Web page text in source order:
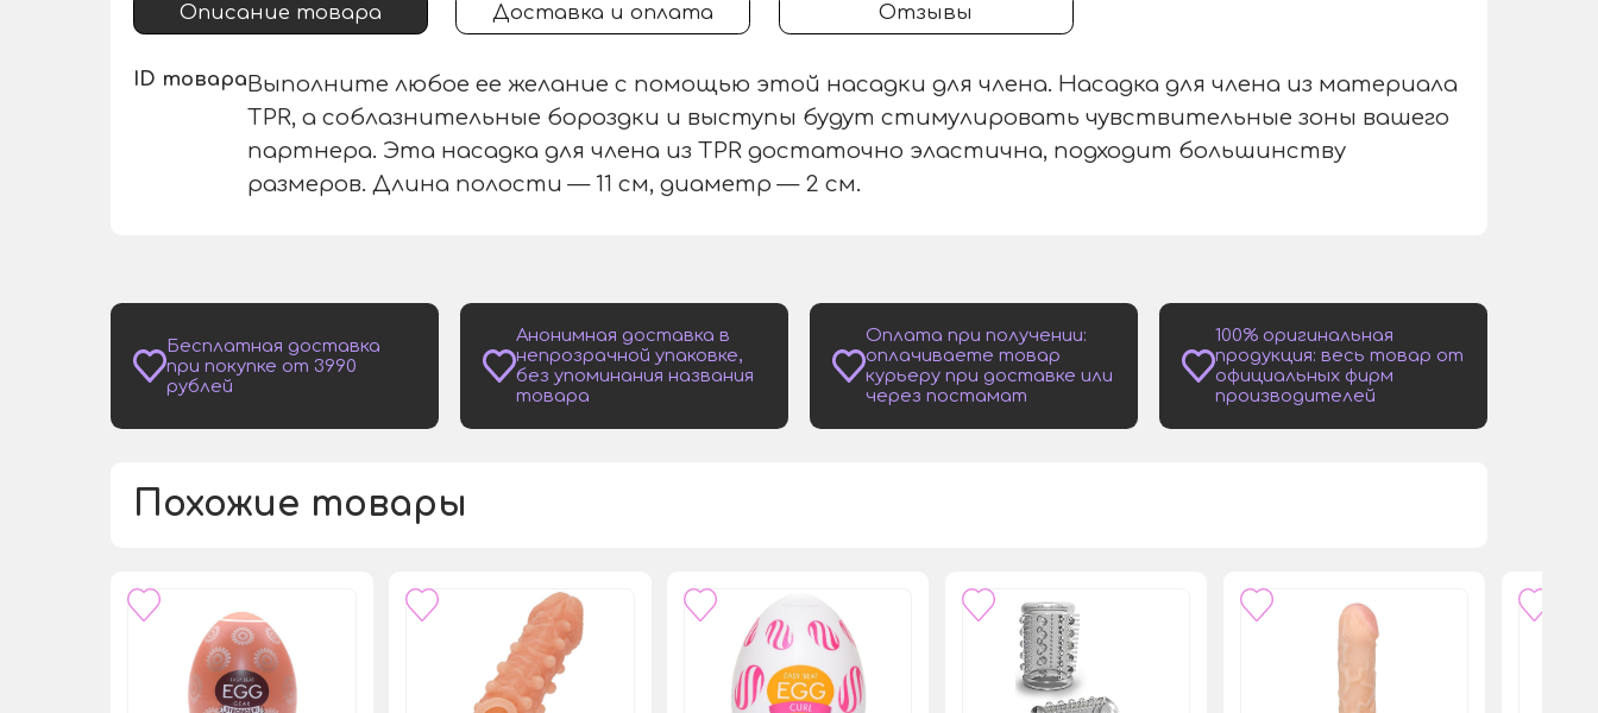
Описание товара Доставка и оплата Отзывы
ID товараВыполните любое ее желание с помощью этой насадки для члена. Насадка для члена из материала
TPR, а соблазнительные бороздки и выступы будут стимулировать чувствительные зоны вашего
партнера. Эта насадка для члена из TPR достаточно эластична, подходит большинству
размеров. Длина полости — 11 см, диаметр — 2 см.
Бесплатная доставка
при покупке от 3990
рублей
Анонимная доставка в
непрозрачной упаковке,
без упоминания названия
товара
Оплата при получении:
оплачиваете товар
курьеру при доставке или
через постамат
100% оригинальная
продукция: весь товар от
официальных фирм
производителей
Похожие товары